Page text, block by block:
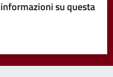
su questa
su 5
5